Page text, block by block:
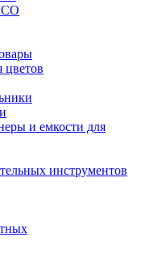
цветов
и емкости для
инструментов